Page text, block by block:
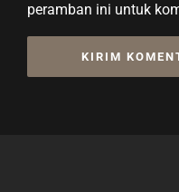
peramban ini untuk